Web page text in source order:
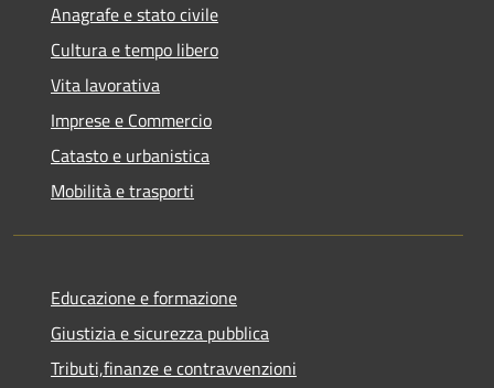
Anagrafe e stato civile
Cultura e tempo libero
Vita lavorativa
Imprese e Commercio
Catasto e urbanistica
Mobilità e trasporti
Educazione e formazione
Giustizia e sicurezza pubblica
Tributi,finanze e contravvenzioni